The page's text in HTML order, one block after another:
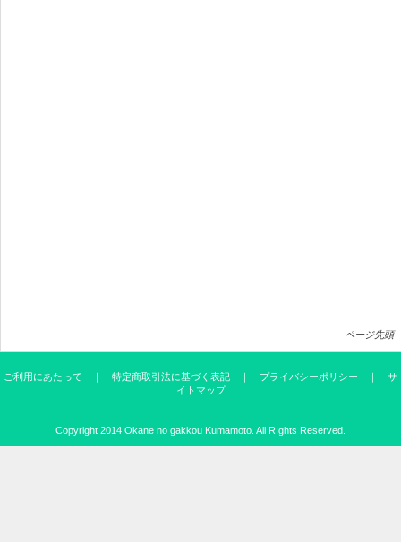
ページ先頭
ご利用にあたって ｜ 特定商取引法に基づく表記 ｜ プライバシーポリシー ｜ サ
イトマップ
Copyright 2014 Okane no gakkou Kumamoto . All RIghts Reserved.